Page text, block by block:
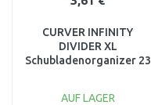
CURVER INFINITY
DIVIDER XL
Schubladenorganizer 23
AUF LAGER